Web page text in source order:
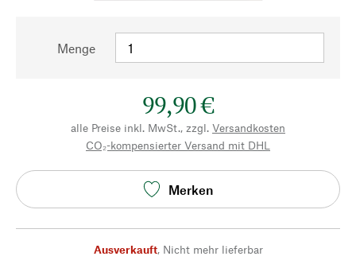
Menge
99,90 €
alle Preise inkl. MwSt., zzgl. Versandkosten
CO₂-kompensierter Versand mit DHL
Merken
Ausverkauft, Nicht mehr lieferbar